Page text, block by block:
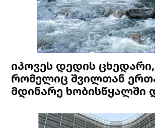
იპოვეს დედის ცხედარი,
რომელიც შვილთან
მდინარე ხობისწყალში